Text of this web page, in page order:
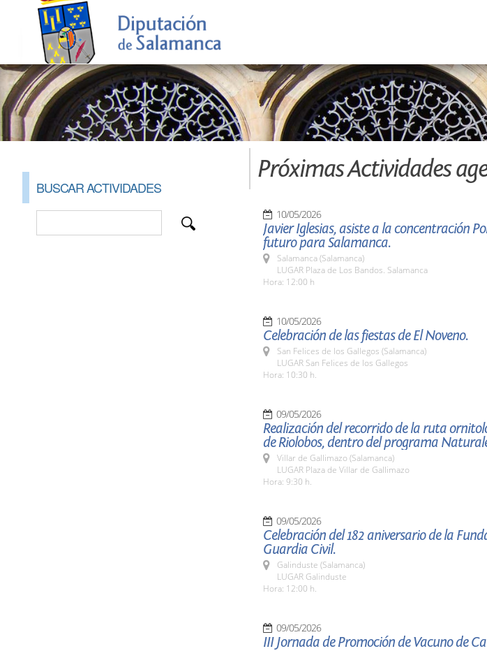
BUSCAR ACTIVIDADES
Próximas Actividades
10/05/2026
Javier Iglesias, asiste a la concentración
futuro para Salamanca.
Salamanca (Salamanca)
LUGAR Plaza de Los Bandos. Salamanca
Hora: 12:00 h
10/05/2026
Celebración de las fiestas de El Noveno.
San Felices de los Gallegos (Salamanca)
LUGAR San Felices de los Gallegos
Hora: 10:30 h.
09/05/2026
Realización del recorrido de la ruta
de Riolobos, dentro del programa
Villar de Gallimazo (Salamanca)
LUGAR Plaza de Villar de Gallimazo
Hora: 9:30 h.
09/05/2026
Celebración del 182 aniversario de la
Guardia Civil.
Galinduste (Salamanca)
LUGAR Galinduste
Hora: 12:00 h.
09/05/2026
III Jornada de Promoción de Vacuno de